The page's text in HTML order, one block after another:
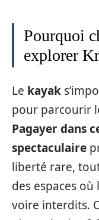
Pourquoi
explorer
Le kayak
pour parcourir
Pagayer dans
spectaculaire
liberté rare,
des espaces
voire interdits.